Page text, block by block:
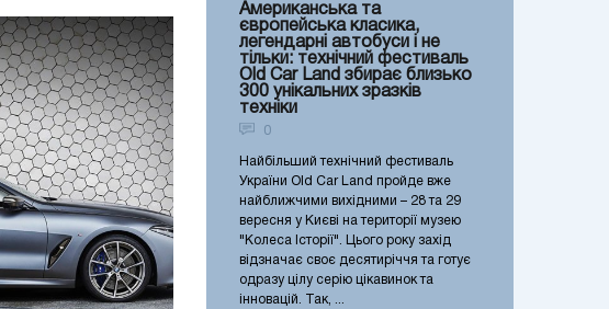
Американська та
європейська класика,
легендарні автобуси і не
тільки: технічний фестиваль
Old Car Land збирає близько
300 унікальних зразків
техніки
0
Найбільший технічний фестиваль
України Old Car Land пройде вже
найближчими вихідними – 28 та 29
вересня у Києві на території музею
"Колеса Історії". Цього року захід
відзначає своє десятиріччя та готує
одразу цілу серію цікавинок та
інновацій. Так, ...